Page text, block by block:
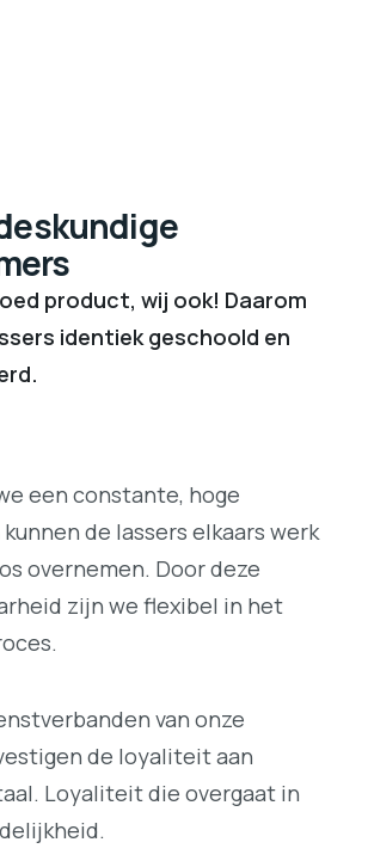
product, wij ook! Daarom
identiek geschoold en
een constante, hoge
de lassers elkaars werk
overnemen. Door deze
zijn we flexibel in het
van onze
de loyaliteit aan
Loyaliteit die overgaat in